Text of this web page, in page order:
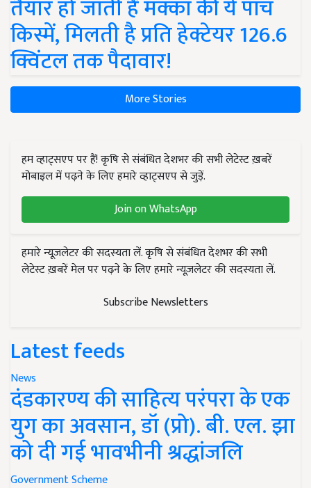
तैयार हो जाती हैं मक्का की ये पांच
किस्में, मिलती है प्रति हेक्टेयर 126.6
क्विंटल तक पैदावार!
More Stories
हम व्हाट्सएप पर हैं! कृषि से संबंधित देशभर की सभी लेटेस्ट ख़बरें
मोबाइल में पढ़ने के लिए हमारे व्हाट्सएप से जुड़ें.
Join on WhatsApp
हमारे न्यूज़लेटर की सदस्यता लें. कृषि से संबंधित देशभर की सभी
लेटेस्ट ख़बरें मेल पर पढ़ने के लिए हमारे न्यूज़लेटर की सदस्यता लें.
Subscribe Newsletters
Latest feeds
News
दंडकारण्य की साहित्य परंपरा के एक
युग का अवसान, डॉ (प्रो). बी. एल. झा
को दी गई भावभीनी श्रद्धांजलि
Government Scheme